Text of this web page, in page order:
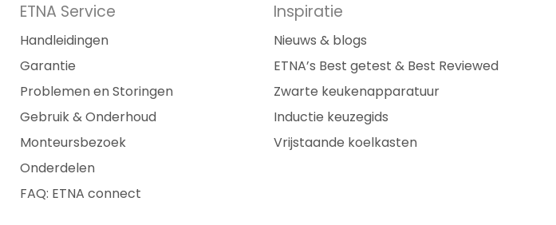
ETNA Service
Handleidingen
Garantie
Problemen en Storingen
Gebruik & Onderhoud
Monteursbezoek
Onderdelen
FAQ: ETNA connect
Inspiratie
Nieuws & blogs
ETNA’s Best getest & Best Reviewed
Zwarte keukenapparatuur
Inductie keuzegids
Vrijstaande koelkasten